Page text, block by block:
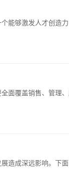
能够激发人才创造
面覆盖销售、管理
造成深远影响。下